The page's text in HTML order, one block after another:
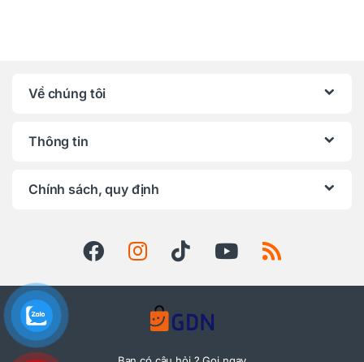
Về chúng tôi
Thông tin
Chính sách, quy định